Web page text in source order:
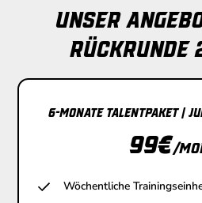
Unser
Rückrunde
6-Monate Talentpaket |
99€/
Wöchentliche